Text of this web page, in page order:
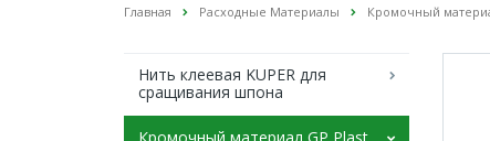
Главная Расходные Материалы Кромочный
Нить клеевая KUPER для
сращивания шпона